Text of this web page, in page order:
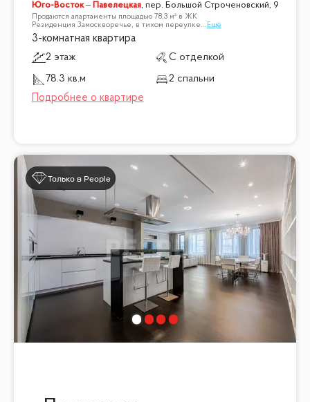
Юго-Восток – Павелецкая, пер. Большой Строченовский, 9
Продаются апартаменты площадью 78,3 м² в ЖК
Резиденция Замоскворечье, в тихом переулке... Ещё
3-комнатная квартира
2 этаж
С отделкой
78.3 кв.м
2 спальни
Только в People